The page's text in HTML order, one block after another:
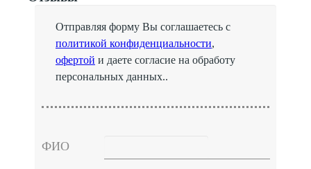
Отправляя форму Вы соглашаетесь с
политикой конфиденциальности,
офертой и даете согласие на обработу
персональных данных..
ФИО